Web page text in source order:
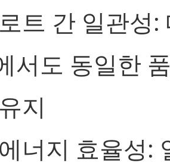
트 간 일관성:
서도 동일한
지
너지 효율성: